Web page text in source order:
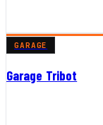
GARAGE
Garage Tribot